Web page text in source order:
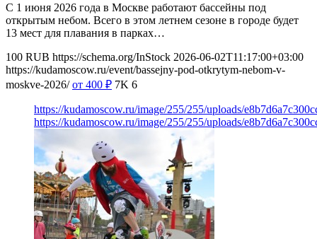
С 1 июня 2026 года в Москве работают бассейны под
открытым небом. Всего в этом летнем сезоне в городе будет
13 мест для плавания в парках…
100 RUB https://schema.org/InStock 2026-06-02T11:17:00+03:00
https://kudamoscow.ru/event/bassejny-pod-otkrytym-nebom-v-
moskve-2026/ от 400 ₽ 7K 6
https://kudamoscow.ru/image/255/255/uploads/
https://kudamoscow.ru/image/255/255/uploads/